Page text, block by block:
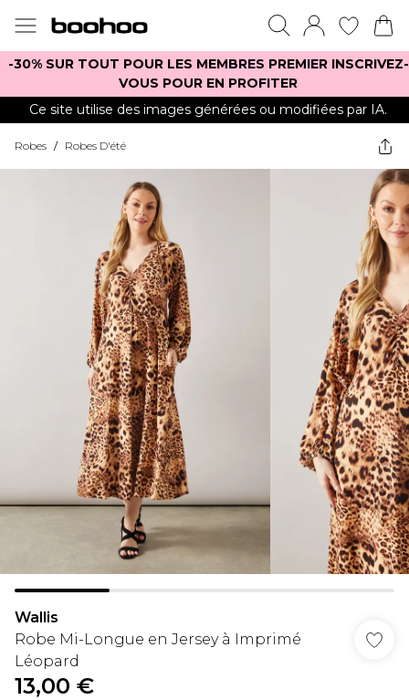
-30% SUR TOUT POUR LES MEMBRES PREMIER INSCRIVEZ-
VOUS POUR EN PROFITER
Ce site utilise des images générées ou modifiées par IA.
Robes / Robes D'été
Wallis
Robe Mi-Longue en Jersey à Imprimé
Léopard
13,00 €